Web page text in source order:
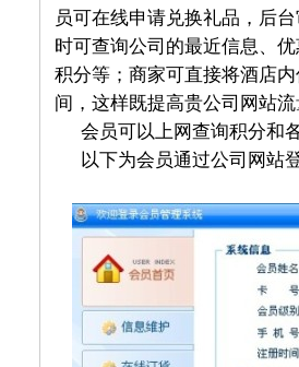
员可在线申请兑换礼品，后
时可查询公司的最近信息、
积分等；商家可直接将酒店
间，这样既提高贵公司网站
会员可以上网查询积分和
以下为会员通过公司网站